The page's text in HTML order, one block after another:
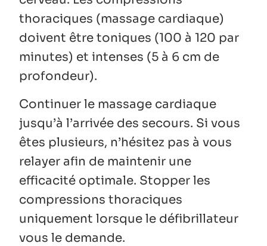
thoraciques (massage cardiaque)
doivent être toniques (100 à 120 par
minutes) et intenses (5 à 6 cm de
profondeur).
Continuer le massage cardiaque
jusqu’à l’arrivée des secours. Si vous
êtes plusieurs, n’hésitez pas à vous
relayer afin de maintenir une
efficacité optimale. Stopper les
compressions thoraciques
uniquement lorsque le défibrillateur
vous le demande.